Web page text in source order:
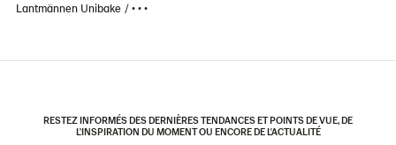
Lantmännen Unibake • • •
RESTEZ INFORMÉS DES DERNIÈRES TENDANCES ET POINTS DE VUE, DE
L'INSPIRATION DU MOMENT OU ENCORE DE L'ACTUALITÉ